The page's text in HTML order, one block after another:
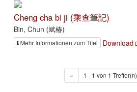
Cheng cha bi ji (乘查筆記)
Bin, Chun (斌椿)
Mehr Informationen zum Titel Download
« 1 - 1 von 1 Treffer(n)